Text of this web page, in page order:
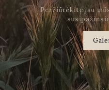
Peržiūrėkite jau